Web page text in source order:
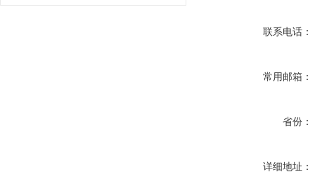
联系电话：
常用邮箱：
省份：
详细地址：